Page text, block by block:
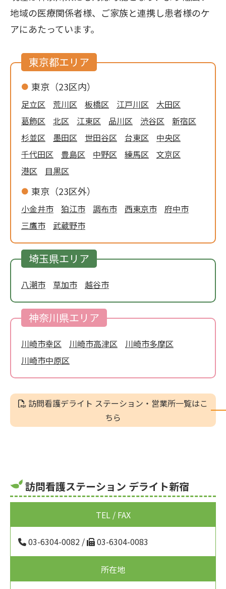
地域の医療関係者様、ご家族と連携し患者様のケ
アにあたっています。
東京都エリア
東京（23区内）
足立区 荒川区 板橋区 江戸川区
大田区
葛飾区
北区 江東区 品川区 渋谷区
新宿区
杉並区
墨田区 世田谷区 台東区
中央区
千代田区
豊島区 中野区 練馬区
文京区
港区
目黒区
東京（23区外）
小金井市 狛江市 調布市 西東京市
府中市
三鷹市
武蔵野市
埼玉県エリア
八潮市 草加市 越谷市
神奈川県エリア
川崎市幸区 川崎市高津区
川崎市多摩区
川崎市中原区
訪問看護デライト ステーション・営業所一覧はこ
ちら
訪問看護ステーション デライト新宿
TEL / FAX
03-6304-0082 / 03-6304-0083
所在地